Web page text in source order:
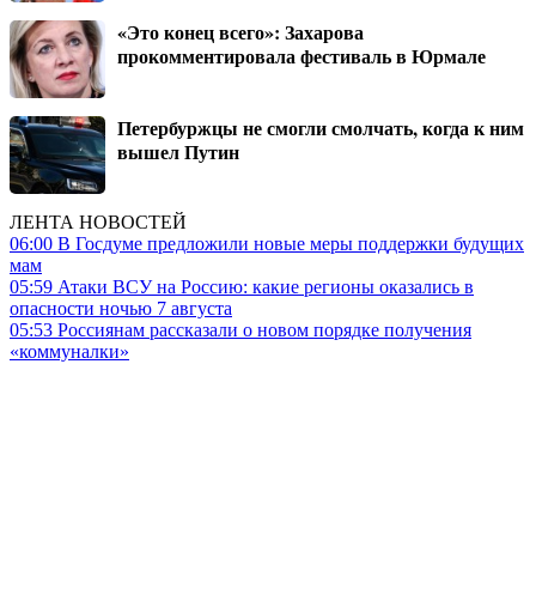
«Это конец всего»: Захарова
прокомментировала фестиваль в Юрмале
Петербуржцы не смогли смолчать, когда к ним
вышел Путин
ЛЕНТА НОВОСТЕЙ
06:00 В Госдуме предложили новые меры поддержки будущих
мам
05:59 Атаки ВСУ на Россию: какие регионы оказались в
опасности ночью 7 августа
05:53 Россиянам рассказали о новом порядке получения
«коммуналки»